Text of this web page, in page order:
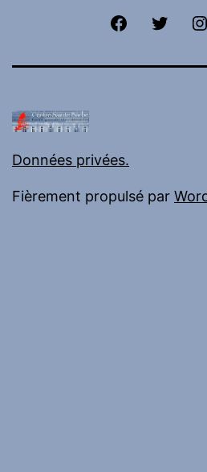
FacebookTwitter
Données privées.
Fièrement propulsé par